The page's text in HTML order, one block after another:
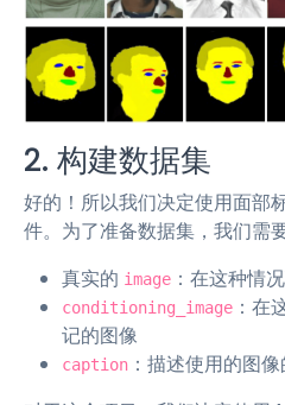
2. 构建数据集
好的！所以我们决定使用面部
件。为了准备数据集，我们需
真实的 image ：在这种情
conditioning_image ：在
记的图像
caption ：描述使用的图